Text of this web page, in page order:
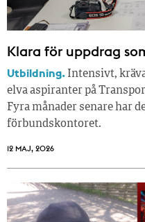
Klara för uppdrag
Utbildning. Intensivt,
elva aspiranter på
Fyra månader senare har
förbundskontoret.
12 MAJ, 2026